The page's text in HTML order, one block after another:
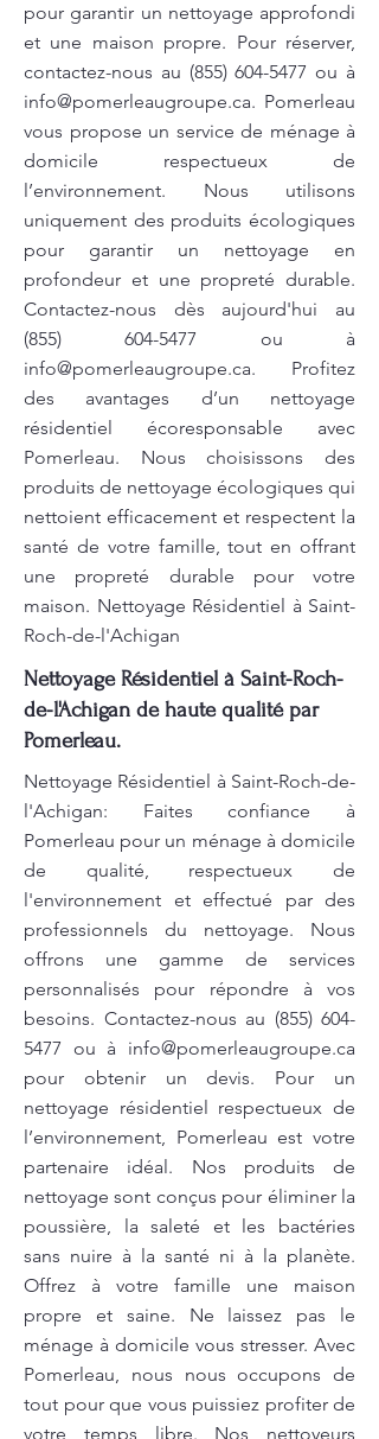
pour garantir un nettoyage approfondi
et une maison propre. Pour réserver,
contactez-nous au (855) 604-5477 ou à
info@pomerleaugroupe.ca. Pomerleau
vous propose un service de ménage à
domicile respectueux de
l’environnement. Nous utilisons
uniquement des produits écologiques
pour garantir un nettoyage en
profondeur et une propreté durable.
Contactez-nous dès aujourd'hui au
(855) 604-5477 ou à
info@pomerleaugroupe.ca. Profitez
des avantages d’un nettoyage
résidentiel écoresponsable avec
Pomerleau. Nous choisissons des
produits de nettoyage écologiques qui
nettoient efficacement et respectent la
santé de votre famille, tout en offrant
une propreté durable pour votre
maison. Nettoyage Résidentiel à Saint-
Roch-de-l'Achigan
Nettoyage Résidentiel à Saint-Roch-
de-l'Achigan de haute qualité par
Pomerleau.
Nettoyage Résidentiel à Saint-Roch-de-
l'Achigan: Faites confiance à
Pomerleau pour un ménage à domicile
de qualité, respectueux de
l'environnement et effectué par des
professionnels du nettoyage. Nous
offrons une gamme de services
personnalisés pour répondre à vos
besoins. Contactez-nous au (855) 604-
5477 ou à info@pomerleaugroupe.ca
pour obtenir un devis. Pour un
nettoyage résidentiel respectueux de
l’environnement, Pomerleau est votre
partenaire idéal. Nos produits de
nettoyage sont conçus pour éliminer la
poussière, la saleté et les bactéries
sans nuire à la santé ni à la planète.
Offrez à votre famille une maison
propre et saine. Ne laissez pas le
ménage à domicile vous stresser. Avec
Pomerleau, nous nous occupons de
tout pour que vous puissiez profiter de
votre temps libre. Nos nettoyeurs